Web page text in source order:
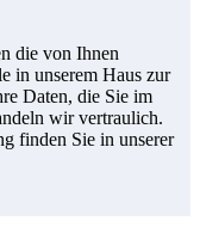
die von Ihnen
in unserem Haus zur
Daten, die Sie im
wir vertraulich.
finden Sie in unserer